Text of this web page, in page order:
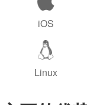
iOS
Linux